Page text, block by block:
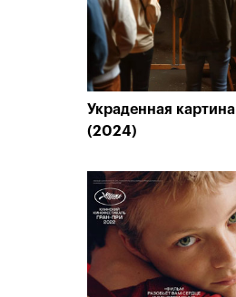
Украденная картина
(2024)